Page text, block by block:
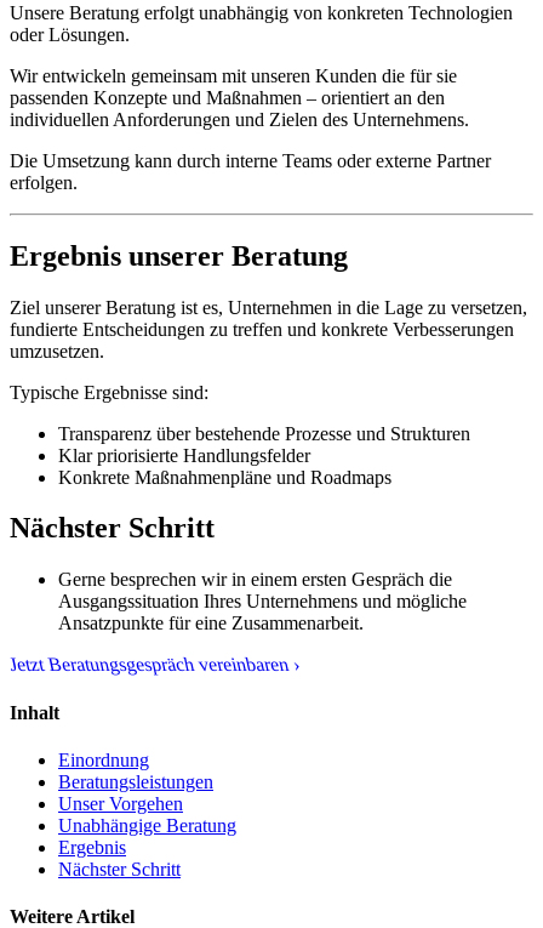
Unsere Beratung erfolgt unabhängig von konkreten Technologien
oder Lösungen.
Wir entwickeln gemeinsam mit unseren Kunden die für sie
passenden Konzepte und Maßnahmen – orientiert an den
individuellen Anforderungen und Zielen des Unternehmens.
Die Umsetzung kann durch interne Teams oder externe Partner
erfolgen.
Ergebnis unserer Beratung
Ziel unserer Beratung ist es, Unternehmen in die Lage zu versetzen,
fundierte Entscheidungen zu treffen und konkrete Verbesserungen
umzusetzen.
Typische Ergebnisse sind:
Transparenz über bestehende Prozesse und Strukturen
Klar priorisierte Handlungsfelder
Konkrete Maßnahmenpläne und Roadmaps
Nächster Schritt
Gerne besprechen wir in einem ersten Gespräch die
Ausgangssituation Ihres Unternehmens und mögliche
Ansatzpunkte für eine Zusammenarbeit.
Jetzt Beratungsgespräch vereinbaren ›
Inhalt
Einordnung
Beratungsleistungen
Unser Vorgehen
Unabhängige Beratung
Ergebnis
Nächster Schritt
Weitere Artikel